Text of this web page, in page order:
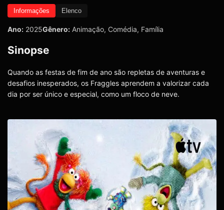
Informações Elenco
Ano: 2025Gênero: Animação, Comédia, Família
Sinopse
Quando as festas de fim de ano são repletas de aventuras e
desafios inesperados, os Fraggles aprendem a valorizar cada
dia por ser único e especial, como um floco de neve.